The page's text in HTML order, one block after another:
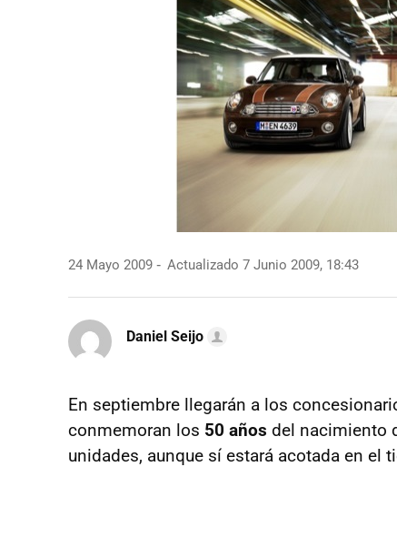
24 Mayo 2009 Actualizado 7 Junio 2009, 18:43
Daniel Seijo
En septiembre llegarán a los
conmemoran los 50 años del nacimiento
unidades, aunque sí estará acotada en el